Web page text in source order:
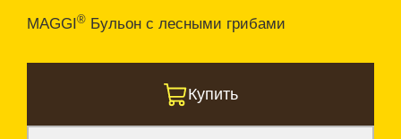
MAGGI® Бульон с лесными грибами
Купить